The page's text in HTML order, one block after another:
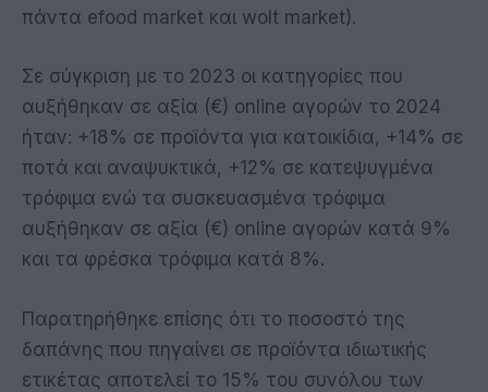
πάντα efood market και wolt market).
Σε σύγκριση με το 2023 οι κατηγορίες που
αυξήθηκαν σε αξία (€) online αγορών το 2024
ήταν: +18% σε προϊόντα για κατοικίδια, +14% σε
ποτά και αναψυκτικά, +12% σε κατεψυγμένα
τρόφιμα ενώ τα συσκευασμένα τρόφιμα
αυξήθηκαν σε αξία (€) online αγορών κατά 9%
και τα φρέσκα τρόφιμα κατά 8%.
Παρατηρήθηκε επίσης ότι το ποσοστό της
δαπάνης που πηγαίνει σε προϊόντα ιδιωτικής
ετικέτας αποτελεί το 15% του συνόλου των